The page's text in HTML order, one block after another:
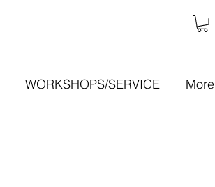
WORKSHOPS/SERVICE More